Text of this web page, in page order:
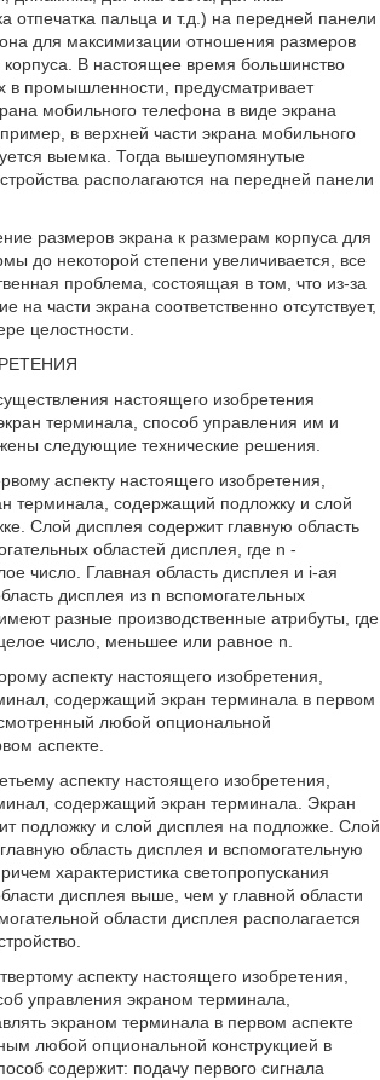
отпечатка пальца и т.д.) на передней панели
для максимизации отношения размеров
В настоящее время большинство
в промышленности, предусматривает
мобильного телефона в виде экрана
в верхней части экрана мобильного
выемка. Тогда вышеупомянутые
располагаются на передней панели
размеров экрана к размерам корпуса для
до некоторой степени увеличивается, все
проблема, состоящая в том, что из-за
на части экрана соответственно отсутствует,
целостности.
настоящего изобретения
терминала, способ управления им и
следующие технические решения.
аспекту настоящего изобретения,
терминала, содержащий подложку и слой
Слой дисплея содержит главную область
областей дисплея, где n -
число. Главная область дисплея и i-ая
дисплея из n вспомогательных
разные производственные атрибуты, где
число, меньшее или равное n.
аспекту настоящего изобретения,
содержащий экран терминала в первом
любой опциональной
аспекте.
аспекту настоящего изобретения,
содержащий экран терминала. Экран
подложку и слой дисплея на подложке. Слой
область дисплея и вспомогательную
характеристика светопропускания
дисплея выше, чем у главной области
области дисплея располагается
аспекту настоящего изобретения,
управления экраном терминала,
экраном терминала в первом аспекте
любой опциональной конструкцией в
содержит: подачу первого сигнала